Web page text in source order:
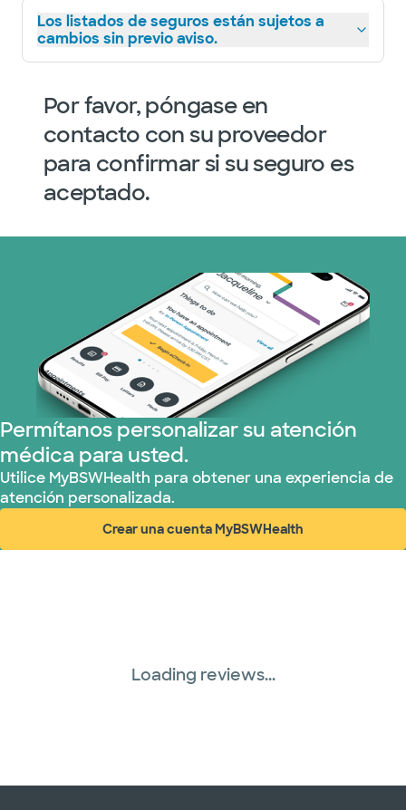
Los listados de seguros están sujetos a
cambios sin previo aviso.
Por favor, póngase en
contacto con su proveedor
para confirmar si su seguro es
aceptado.
Permítanos personalizar su atención
médica para usted.
Utilice MyBSWHealth para obtener una experiencia de
atención personalizada.
Crear una cuenta MyBSWHealth
(abre en ventana nueva)
Loading reviews...